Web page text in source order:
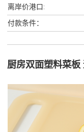
离岸价港口:
付款条件：
厨房双面塑料菜板